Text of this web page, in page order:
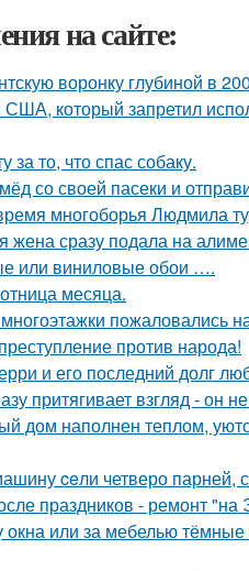
на сайте:
воронку глубиной в
который запретил
то, что спас собаку.
со своей пасеки и
многоборья Людмила
сразу подала на
или виниловые обои ….
месяца.
пожаловались
против народа!
и его последний долг
притягивает взгляд - он
дом наполнен теплом,
ceли четверо парней,
праздников - ремонт "на
или за мебелью